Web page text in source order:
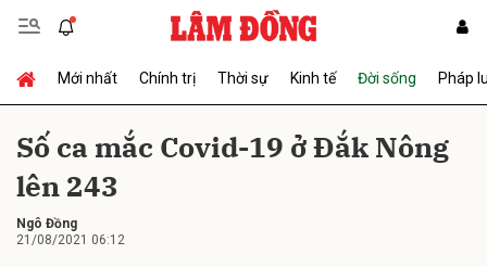
Mới nhất Chính trị Thời sự Kinh tế Đời sống Pháp
Số ca mắc Covid-19 ở Đắk Nông
lên 243
Ngô Đồng
21/08/2021 06:12
Gửi bình luận